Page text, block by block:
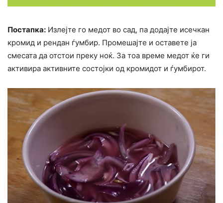
Постапка: Излејте го медот во сад, па додајте исечкан
кромид и рендан ѓумбир. Промешајте и оставете ја
смесата да отстои преку ноќ. За тоа време медот ќе ги
активира активните состојки од кромидот и ѓумбирот.